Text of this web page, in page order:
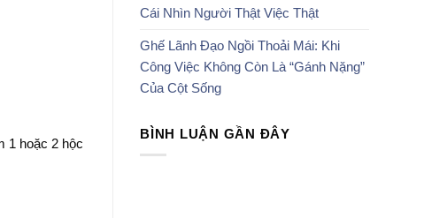
1 hoặc 2 hộc
Cái Nhìn Người Thật Việc Thật
Ghế Lãnh Đạo Ngồi Thoải Mái: Khi
Công Việc Không Còn Là “Gánh Nặng”
Của Cột Sống
BÌNH LUẬN GẦN ĐÂY